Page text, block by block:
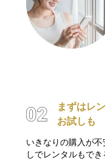
まずはレ
お試しも
いきなりの購入が
しでレンタルもで